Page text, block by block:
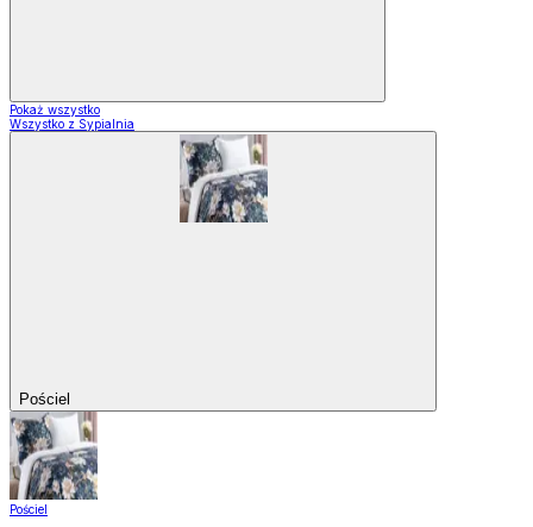
Pokaż wszystko
Wszystko z Sypialnia
Pościel
Pościel